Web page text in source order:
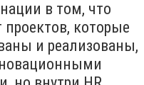
в том, что
которые
и реализованы,